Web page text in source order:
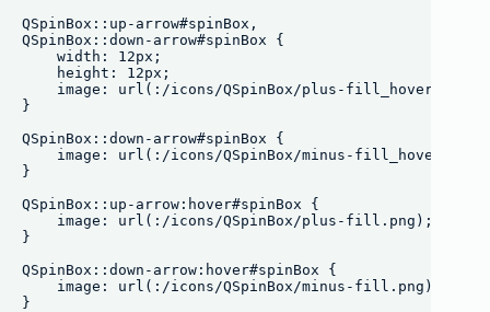
QSpinBox::up-arrow#spinBox,
QSpinBox::down-arrow#spinBox {
    width: 12px;
    height: 12px;
    image: url(:/icons/QSpinBox/plus-fill_hover.png);
}
QSpinBox::down-arrow#spinBox {
image: url(:/icons/QSpinBox/minus-
}
QSpinBox::up-arrow:hover#spinBox {
    image: url(:/icons/QSpinBox/plus-fill.png);
}
QSpinBox::down-arrow:hover#spinBox {
    image: url(:/icons/QSpinBox/minus-fill.png);
}